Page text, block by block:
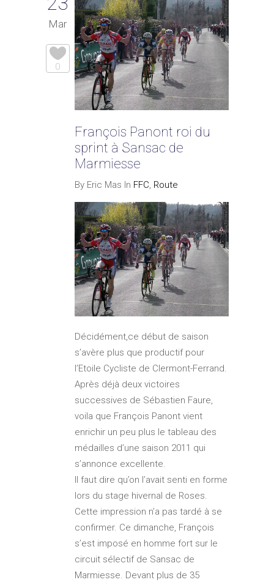
Mar
0
François Panont roi du
sprint à Sansac de
Marmiesse
By Eric Mas In FFC, Route
Décidément,ce début de saison
s’avère plus que productif pour
l’Etoile Cycliste de Clermont-Ferrand.
Après déjà deux victoires
successives de Sébastien Faure,
voila que François Panont vient
enrichir un peu plus le tableau des
médailles d’une saison 2011 qui
s’annonce excellente.
Il faut dire qu’on l’avait senti en forme
lors du stage hivernal de Roses.
Cette impression n’a pas tardé à se
confirmer. Ce dimanche, François
s’est imposé en homme fort sur le
circuit sélectif de Sansac de
Marmiesse. Devant plus de 35